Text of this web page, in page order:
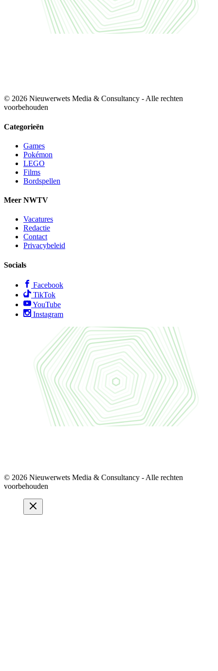
© 2026 Nieuwerwets Media & Consultancy - Alle rechten
voorbehouden
Categorieën
Games
Pokémon
LEGO
Films
Bordspellen
Meer NWTV
Vacatures
Redactie
Contact
Privacybeleid
Socials
Facebook
TikTok
YouTube
Instagram
© 2026 Nieuwerwets Media & Consultancy - Alle rechten
voorbehouden